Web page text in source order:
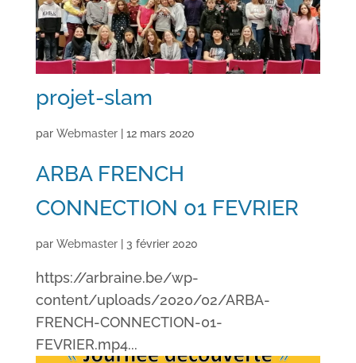
projet-slam
par Webmaster| 12 mars 2020
ARBA FRENCH
CONNECTION 01 FEVRIER
par Webmaster| 3 février 2020
https://arbraine.be/wp-
content/uploads/2020/02/ARBA-
FRENCH-CONNECTION-01-
FEVRIER.mp4...